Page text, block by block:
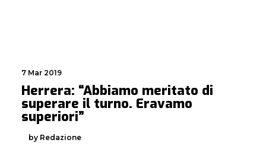
7 Mar 2019
Herrera: “Abbiamo meritato di
superare il turno. Eravamo
superiori”
by Redazione